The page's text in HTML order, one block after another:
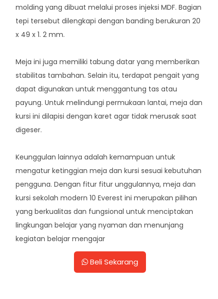
molding yang dibuat melalui proses injeksi MDF. Bagian
tepi tersebut dilengkapi dengan banding berukuran 20
x 49 x 1. 2 mm.
Meja ini juga memiliki tabung datar yang memberikan
stabilitas tambahan. Selain itu, terdapat pengait yang
dapat digunakan untuk menggantung tas atau
payung. Untuk melindungi permukaan lantai, meja dan
kursi ini dilapisi dengan karet agar tidak merusak saat
digeser.
Keunggulan lainnya adalah kemampuan untuk
mengatur ketinggian meja dan kursi sesuai kebutuhan
pengguna. Dengan fitur fitur unggulannya, meja dan
kursi sekolah modern 10 Everest ini merupakan pilihan
yang berkualitas dan fungsional untuk menciptakan
lingkungan belajar yang nyaman dan menunjang
kegiatan belajar mengajar
Beli Sekarang